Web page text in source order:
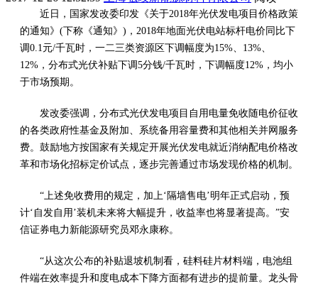
近日，国家发改委印发《关于2018年光伏发电项目价格政策
的通知》(下称《通知》)，2018年地面光伏电站标杆电价同比下
调0.1元/千瓦时，一二三类资源区下调幅度为15%、13%、
12%，分布式光伏补贴下调5分钱/千瓦时，下调幅度12%，均小
于市场预期。
发改委强调，分布式光伏发电项目自用电量免收随电价征收
的各类政府性基金及附加、系统备用容量费和其他相关并网服务
费。鼓励地方按国家有关规定开展光伏发电就近消纳配电价格改
革和市场化招标定价试点，逐步完善通过市场发现价格的机制。
“上述免收费用的规定，加上‘隔墙售电’明年正式启动，预
计‘自发自用’装机未来将大幅提升，收益率也将显著提高。”安
信证券电力新能源研究员邓永康称。
“从这次公布的补贴退坡机制看，硅料硅片材料端，电池组
件端在效率提升和度电成本下降方面都有进步的提前量。龙头骨